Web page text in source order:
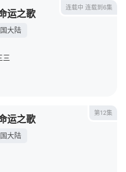
连载中 连载到6集
运之歌
大陆
三
第12集
运之歌
大陆